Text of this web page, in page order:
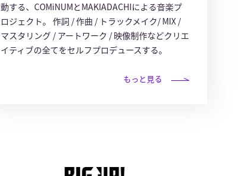
動する、COMiNUMとMAKIADACHIによる音楽プ
ロジェクト。 作詞 / 作曲 / トラックメイク/ MIX /
マスタリング / アートワーク / 映像制作などクリエ
イティブの全てをセルフプロデュースする。
もっと見る